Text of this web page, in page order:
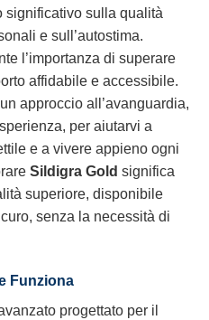
significativo sulla qualità
e sull’autostima.
l’importanza di superare
affidabile e accessibile.
approccio all’avanguardia,
per aiutarvi a
e a vivere appieno ogni
Sildigra Gold significa
superiore, disponibile
senza la necessità di
Funziona
progettato per il